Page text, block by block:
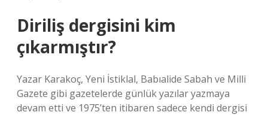
Diriliş dergisini kim
çıkarmıştır?
Yazar Karakoç, Yeni İstiklal, Babıalide Sabah ve Milli
Gazete gibi gazetelerde günlük yazılar yazmaya
devam etti ve 1975’ten itibaren sadece kendi dergisi